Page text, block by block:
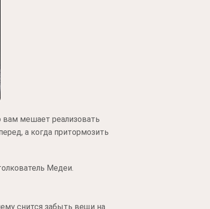
вам мешает реализовать
а когда притормозить
Медеи.
снится забыть вещи на